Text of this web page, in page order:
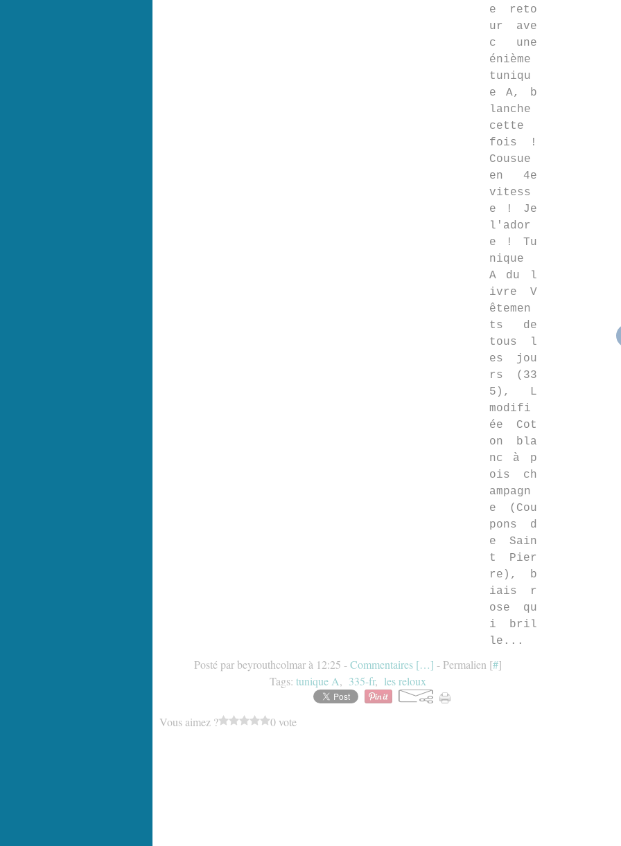
e reto
ur ave
c une
énième
tuniqu
e A, b
lanche
cette
fois !
Cousue
en 4e
vitess
e ! Je
l'ador
e ! Tu
nique
A du l
ivre V
êtemen
ts de
tous l
es jou
rs (33
5), L
modifi
ée Cot
on bla
nc à p
ois ch
ampagn
e (Cou
pons d
e Sain
t Pier
re), b
iais r
ose qu
i bril
le...
Posté par beyrouthcolmar à 12:25 -Commentaires […] - Permalien [#]
Tags: tunique A, 335-fr, les reloux
Vous aimez ? 0 vote